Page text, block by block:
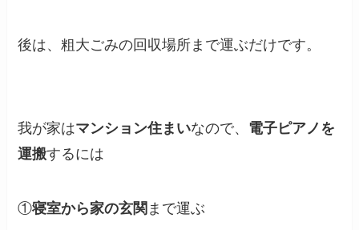
後は、粗大ごみの回収場所まで運ぶだけです。
我が家はマンション住まいなので、 電子ピアノを
運搬するには
①寝室から家の玄関 まで運ぶ